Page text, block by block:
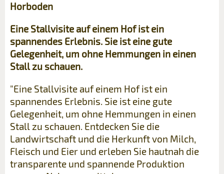
Horboden
Eine Stallvisite auf einem Hof ist ein
spannendes Erlebnis. Sie ist eine gute
Gelegenheit, um ohne Hemmungen in einen
Stall zu schauen.
"Eine Stallvisite auf einem Hof ist ein
spannendes Erlebnis. Sie ist eine gute
Gelegenheit, um ohne Hemmungen in einen
Stall zu schauen. Entdecken Sie die
Landwirtschaft und die Herkunft von Milch,
Fleisch und Eier und erleben Sie hautnah die
transparente und spannende Produktion